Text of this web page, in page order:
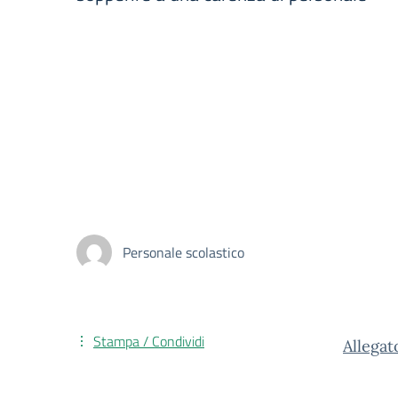
Personale scolastico
Stampa / Condividi